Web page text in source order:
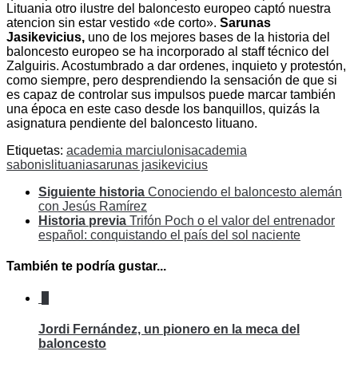
Lituania otro ilustre del baloncesto europeo captó nuestra
atencion sin estar vestido «de corto». Sarunas
Jasikevicius, uno de los mejores bases de la historia del
baloncesto europeo se ha incorporado al staff técnico del
Zalguiris. Acostumbrado a dar ordenes, inquieto y protestón,
como siempre, pero desprendiendo la sensación de que si
es capaz de controlar sus impulsos puede marcar también
una época en este caso desde los banquillos, quizás la
asignatura pendiente del baloncesto lituano.
Etiquetas: academia marciulonisacademia
sabonis lituaniasarunas jasikevicius
Siguiente historia Conociendo el baloncesto alemán
con Jesús Ramírez
Historia previa Trifón Poch o el valor del entrenador
español: conquistando el país del sol naciente
También te podría gustar...
Jordi Fernández, un pionero en la meca del
baloncesto